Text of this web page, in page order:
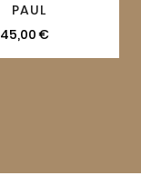
PAUL
45,00 €